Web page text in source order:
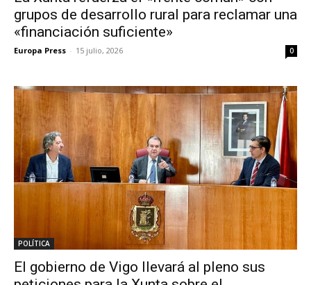
grupos de desarrollo rural para reclamar una
«financiación suficiente»
Europa Press - 15 julio, 2026 0
POLÍTICA
El gobierno de Vigo llevará al pleno sus